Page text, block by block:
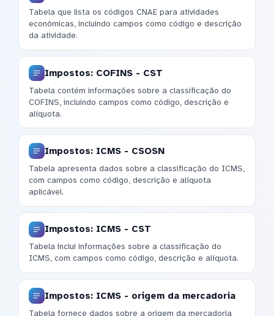
Tabela que lista os códigos CNAE para atividades
econômicas, incluindo campos como código e descrição
da atividade.
Impostos: COFINS - CST
Tabela contém informações sobre a classificação do
COFINS, incluindo campos como código, descrição e
alíquota.
Impostos: ICMS - CSOSN
Tabela apresenta dados sobre a classificação do ICMS,
com campos como código, descrição e alíquota
aplicável.
Impostos: ICMS - CST
Tabela inclui informações sobre a classificação do
ICMS, com campos como código, descrição e alíquota.
Impostos: ICMS - origem da mercadoria
Tabela fornece dados sobre a origem da mercadoria